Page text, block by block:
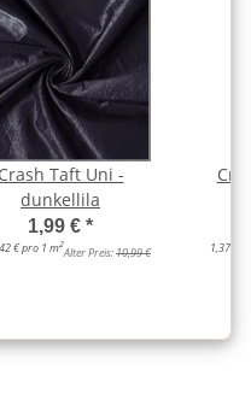
Crash Taft Uni -
dunkellila
1,99 € *
€ pro 1 m2
Alter Preis:10,99 € 1,37 €